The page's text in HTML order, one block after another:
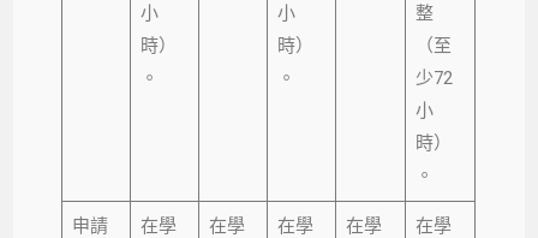
小
時）
。
小
時）
。
整
（至
少72
小
時）
。
申請
在學
在學
在學
在學
在學